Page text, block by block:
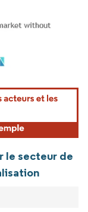
attribution sous CC BY
le secteur de